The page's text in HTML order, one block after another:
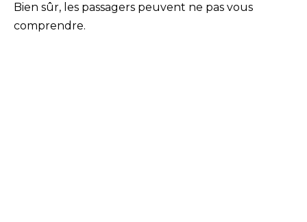
Bien sûr, les passagers peuvent ne pas vous
comprendre.